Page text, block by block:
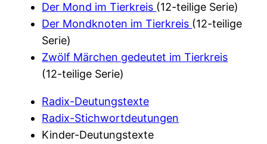
Der Mond im Tierkreis (12-teilige Serie)
Der Mondknoten im Tierkreis (12-teilige
Serie)
Zwölf Märchen gedeutet im Tierkreis
(12-teilige Serie)
Radix-Deutungstexte
Radix-Stichwortdeutungen
Kinder-Deutungstexte